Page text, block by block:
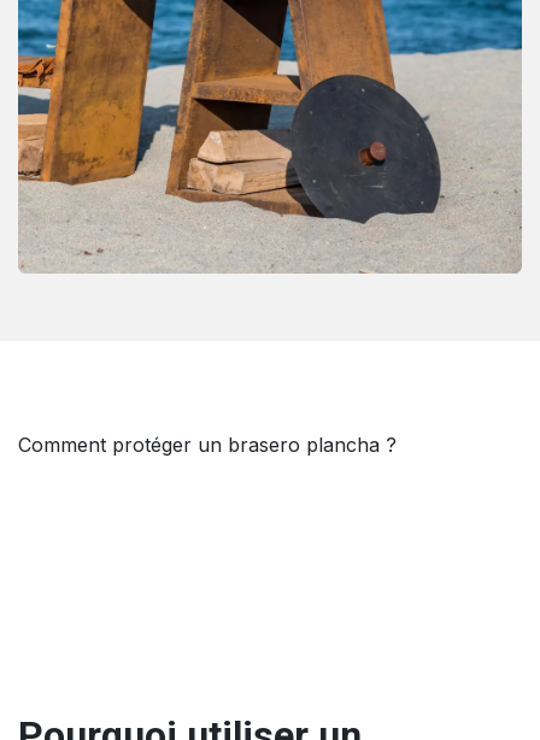
Comment protéger un brasero plancha ?